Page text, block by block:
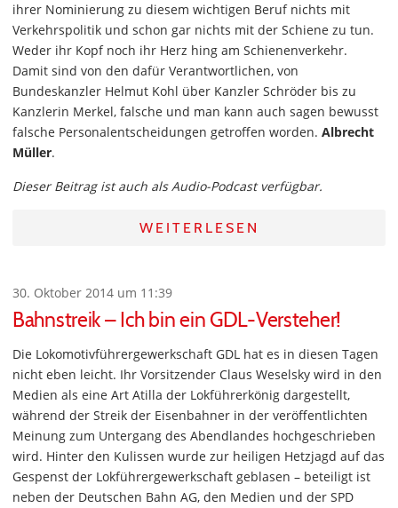
ihrer Nominierung zu diesem wichtigen Beruf nichts mit
Verkehrspolitik und schon gar nichts mit der Schiene zu tun.
Weder ihr Kopf noch ihr Herz hing am Schienenverkehr.
Damit sind von den dafür Verantwortlichen, von
Bundeskanzler Helmut Kohl über Kanzler Schröder bis zu
Kanzlerin Merkel, falsche und man kann auch sagen bewusst
falsche Personalentscheidungen getroffen worden. Albrecht
Müller.
Dieser Beitrag ist auch als Audio-Podcast verfügbar.
WEITERLESEN
30. Oktober 2014 um 11:39
Bahnstreik – Ich bin ein GDL-Versteher!
Die Lokomotivführergewerkschaft GDL hat es in diesen Tagen
nicht eben leicht. Ihr Vorsitzender Claus Weselsky wird in den
Medien als eine Art Atilla der Lokführerkönig dargestellt,
während der Streik der Eisenbahner in der veröffentlichten
Meinung zum Untergang des Abendlandes hochgeschrieben
wird. Hinter den Kulissen wurde zur heiligen Hetzjagd auf das
Gespenst der Lokführergewerkschaft geblasen – beteiligt ist
neben der Deutschen Bahn AG, den Medien und der SPD